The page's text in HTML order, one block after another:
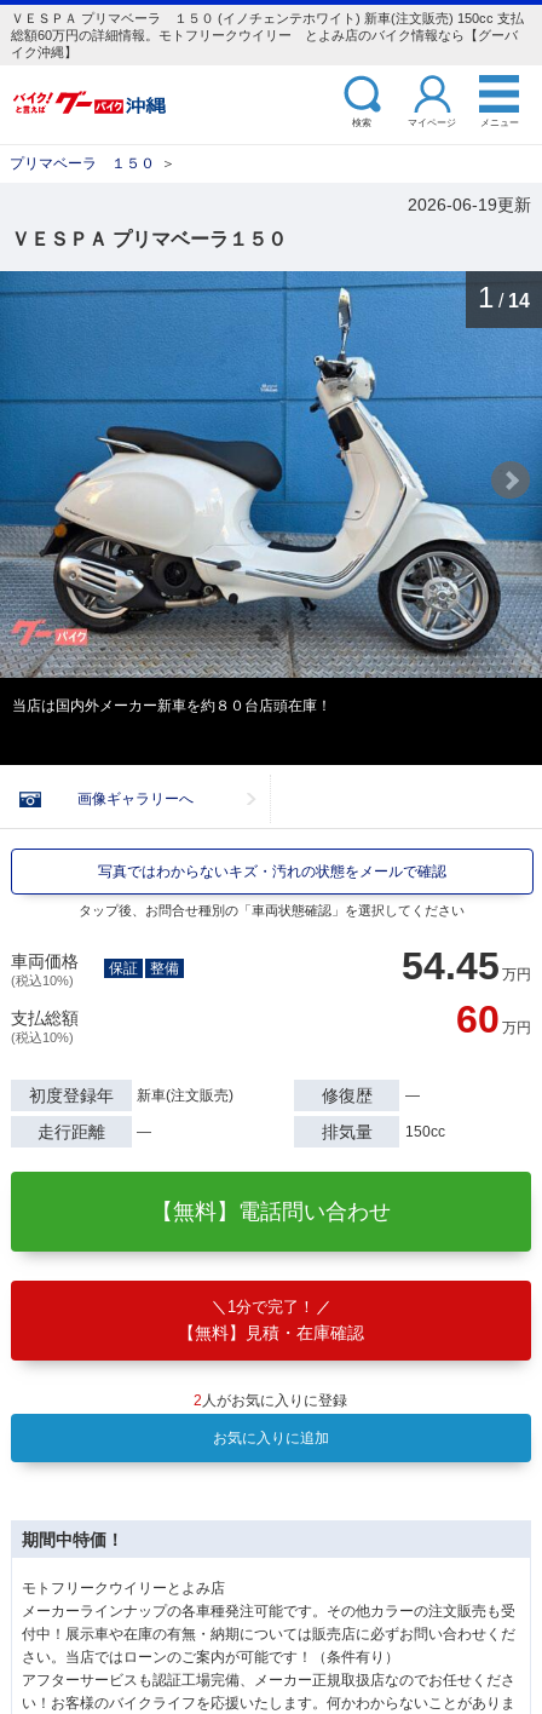
ＶＥＳＰＡ プリマベーラ １５０ (イノチェンテホワイト) 新車(注文販売) 150cc 支払
総額60万円の詳細情報。モトフリークウイリー とよみ店のバイク情報なら【グーバ
イク沖縄】
検索 マイページ メニュー
プリマベーラ １５０ ＞
2026-06-19更新
ＶＥＳＰＡ プリマベーラ１５０
1 / 14
当店は国内外メーカー新車を約８０台店頭在庫！
画像ギャラリーへ
写真ではわからないキズ・汚れの状態をメールで確認
タップ後、お問合せ種別の「車両状態確認」を選択してください
車両価格
(税込10%) 54.45 万円
保証 整備
支払総額
(税込10%) 60 万円
初度登録年 新車(注文販売) 修復歴 ―
走行距離 ― 排気量 150cc
【無料】電話問い合わせ
1分で完了！
【無料】見積・在庫確認
2 人がお気に入りに登録
お気に入りに追加
期間中特価！
モトフリークウイリーとよみ店
メーカーラインナップの各車種発注可能です。その他カラーの注文販売も受
付中！展示車や在庫の有無・納期については販売店に必ずお問い合わせくだ
さい。当店ではローンのご案内が可能です！（条件有り）
アフターサービスも認証工場完備、メーカー正規取扱店なのでお任せくださ
い！お客様のバイクライフを応援いたします。何かわからないことがありま